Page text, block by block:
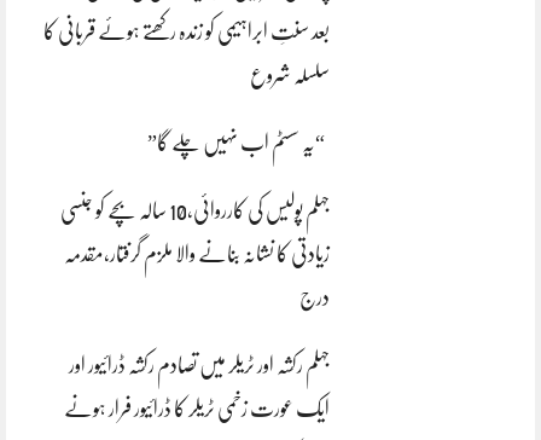
بعد سنتِ ابراہیمی کو زندہ رکھتے ہوئے قربانی کا
سلسلہ شروع
“یہ سسٹم اب نہیں چلے گا”
جہلم پولیس کی کارروائی،10 سالہ بچے کو جنسی
زیادتی کا نشانہ بنانے والا ملزم گرفتار،مقدمہ
درج
جہلم رکشہ اور ٹریلر میں تصادم رکشہ ڈرائیور اور
ایک عورت زخمی ٹریلر کا ڈرائیور فرار ہونے